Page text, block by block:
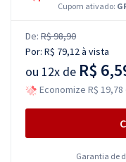
Cupom ativado:
De: R$ 98,90
Por: R$ 79,12à vista
ou 12x de R$
Economize R$ 19,78
Garantia de